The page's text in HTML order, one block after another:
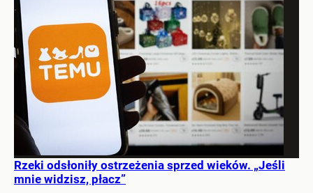
Rzeki odsłoniły ostrzeżenia sprzed wieków. „Jeśli
mnie widzisz, płacz”